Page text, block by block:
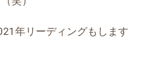
年リーディングもします